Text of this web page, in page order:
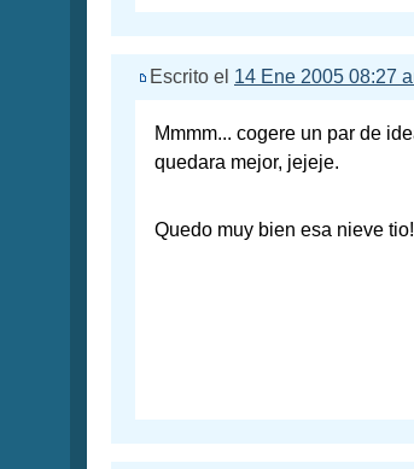
Escrito el 14 Ene 2005 08:27
Mmmm... cogere un par de
quedara mejor, jejeje.
Quedo muy bien esa nieve